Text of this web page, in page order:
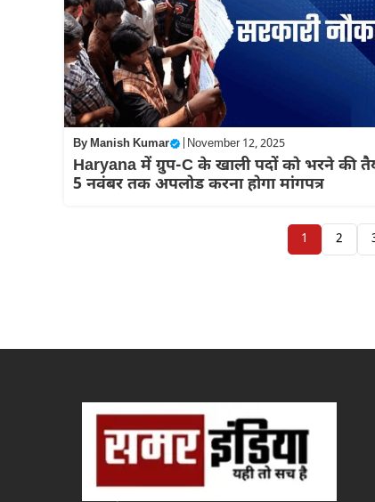
ByManish Kumar November 12, 2025
Haryana में ग्रुप-C के खाली पदों को भरने की
5 नवंबर तक अपलोड करना होगा मांगपत्र
1 2